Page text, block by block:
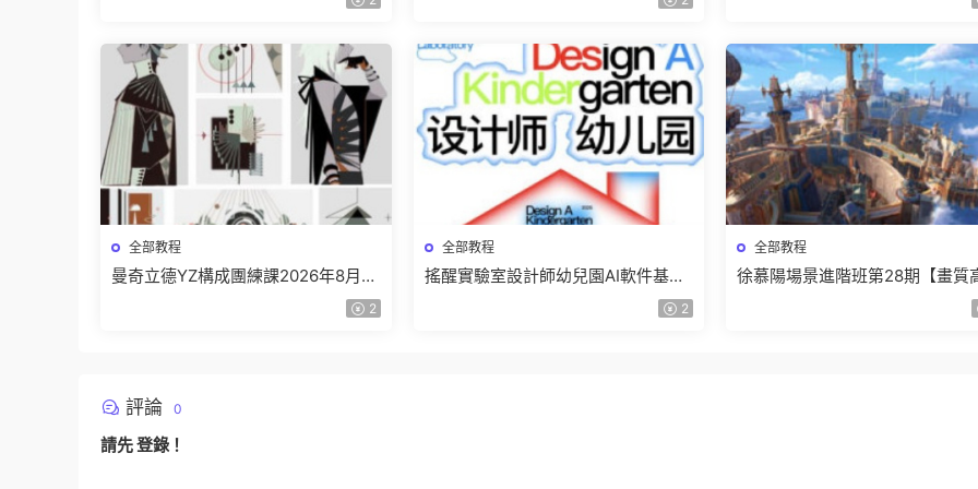
全部教程
曼奇立德YZ構成團練課2026年8月已
2
全部教程
搖醒實驗室設計師幼兒園AI軟件基礎
2
全部教程
徐慕陽場景進階班第28期【畫質
評論 0
請先登錄 ！